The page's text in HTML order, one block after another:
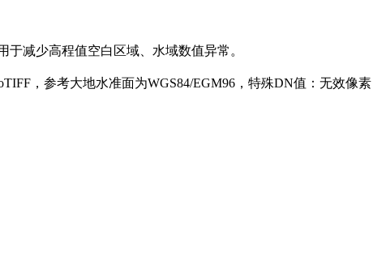
减少高程值空白区域、水域数值异常。
，参考大地水准面为WGS84/EGM96，特殊DN值：无效像素